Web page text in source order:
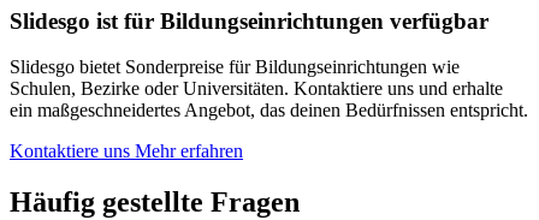
Slidesgo ist für Bildungseinrichtungen verfügbar
Slidesgo bietet Sonderpreise für Bildungseinrichtungen wie
Schulen, Bezirke oder Universitäten. Kontaktiere uns und erhalte
ein maßgeschneidertes Angebot, das deinen Bedürfnissen entspricht.
Kontaktiere uns Mehr erfahren
Häufig gestellte Fragen